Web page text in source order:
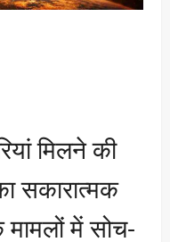
मिलने की
सकारात्मक
मामलों में सोच-